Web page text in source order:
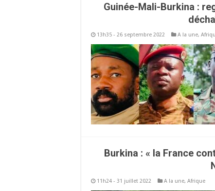
Guinée-Mali-Burkina :
13h35 - 26 septembre 2022 A la une,
Burkina : « la France
11h24 - 31 juillet 2022 A la une, Afrique